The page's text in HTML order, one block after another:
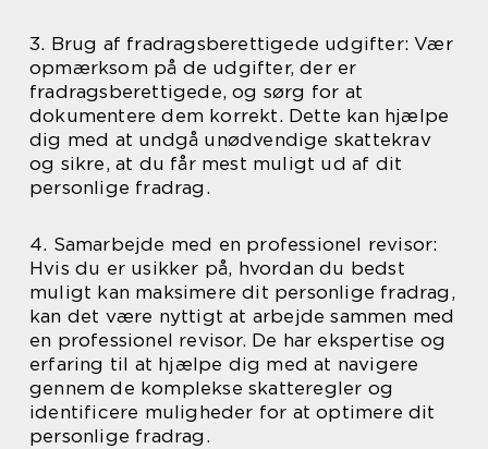
3. Brug af fradragsberettigede udgifter: Vær
opmærksom på de udgifter, der er
fradragsberettigede, og sørg for at
dokumentere dem korrekt. Dette kan hjælpe
dig med at undgå unødvendige skattekrav
og sikre, at du får mest muligt ud af dit
personlige fradrag.
4. Samarbejde med en professionel revisor:
Hvis du er usikker på, hvordan du bedst
muligt kan maksimere dit personlige fradrag,
kan det være nyttigt at arbejde sammen med
en professionel revisor. De har ekspertise og
erfaring til at hjælpe dig med at navigere
gennem de komplekse skatteregler og
identificere muligheder for at optimere dit
personlige fradrag.